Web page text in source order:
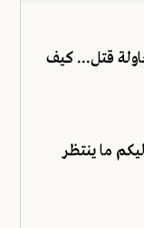
ومحاولة قتل... كيف
ما ينتظر